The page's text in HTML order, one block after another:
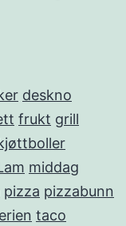
deskno
frukt grill
middag
pizza pizzabunn
taco